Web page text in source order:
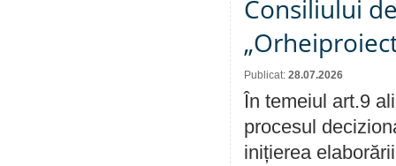
Consiliului
Publicat: 28.07.2026
În temeiul art.9
procesul
inițierea